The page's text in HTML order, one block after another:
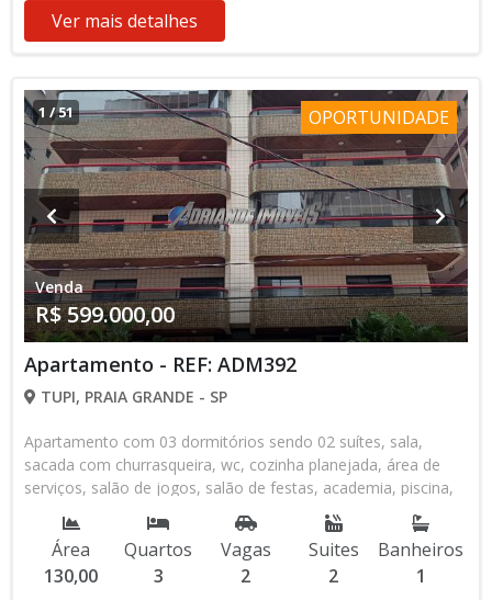
festividades. Salão de Jogos com espaço Kids . Hall de
entrada com sofás e decoração impecáveis . Prédio lindo
Ver mais detalhes
1 /51 OPORTUNIDADE
Venda
R$ 599.000,00
Apartamento - REF: ADM392
TUPI, PRAIA GRANDE - SP
Apartamento com 03 dormitórios sendo 02 suítes, sala,
sacada com churrasqueira, wc, cozinha planejada, área de
serviços, salão de jogos, salão de festas, academia, piscina,
sauna, 02 vagas na garagem, 100 metros da praia na Vila Tupi
- Praia Grande - SP.
Área
130,00
Quartos
3
Vagas
2
Suites
2
Banheiros
1